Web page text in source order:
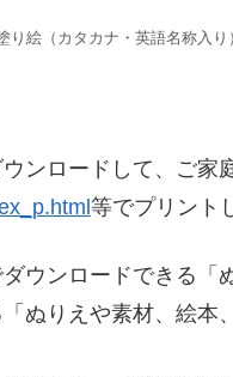
り絵（カタカナ・英語名称入り
ンロードして、ご家
等でプリント
ウンロードできる
ぬりえや素材、絵